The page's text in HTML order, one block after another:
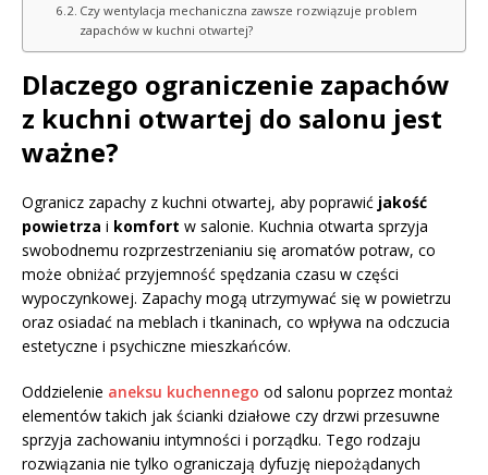
Czy wentylacja mechaniczna zawsze rozwiązuje problem
zapachów w kuchni otwartej?
Dlaczego ograniczenie zapachów
z kuchni otwartej do salonu jest
ważne?
Ogranicz zapachy z kuchni otwartej, aby poprawić jakość
powietrza i komfort w salonie. Kuchnia otwarta sprzyja
swobodnemu rozprzestrzenianiu się aromatów potraw, co
może obniżać przyjemność spędzania czasu w części
wypoczynkowej. Zapachy mogą utrzymywać się w powietrzu
oraz osiadać na meblach i tkaninach, co wpływa na odczucia
estetyczne i psychiczne mieszkańców.
Oddzielenie aneksu kuchennego od salonu poprzez montaż
elementów takich jak ścianki działowe czy drzwi przesuwne
sprzyja zachowaniu intymności i porządku. Tego rodzaju
rozwiązania nie tylko ograniczają dyfuzję niepożądanych